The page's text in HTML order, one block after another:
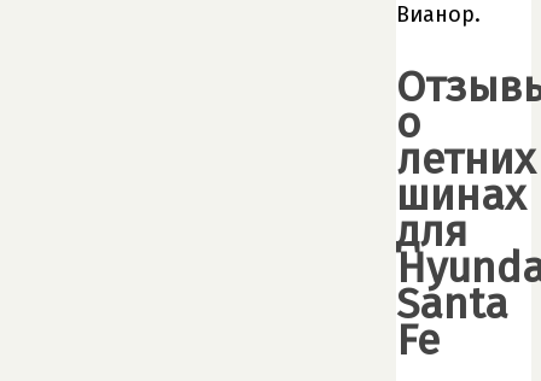
Вианор.
о
летних
шинах
для
Santa
Fe